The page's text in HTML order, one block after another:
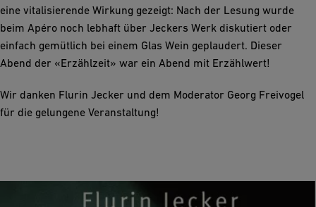
eine vitalisierende Wirkung gezeigt: Nach der Lesung wurde
beim Apéro noch lebhaft über Jeckers Werk diskutiert oder
einfach gemütlich bei einem Glas Wein geplaudert. Dieser
Abend der «Erzählzeit» war ein Abend mit Erzählwert!
Wir danken Flurin Jecker und dem Moderator Georg Freivogel
für die gelungene Veranstaltung!